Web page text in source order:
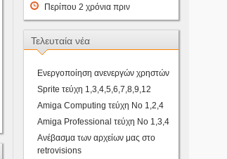
Περίπου 2 χρόνια πριν
Τελευταία νέα
Ενεργοποίηση ανενεργών χρηστών
Sprite τεύχη 1,3,4,5,6,7,8,9,12
Amiga Computing τεύχη Νο 1,2,4
Amiga Professional τεύχη Νο 1,3,4
Ανέβασμα των αρχείων μας στο
retrovisions